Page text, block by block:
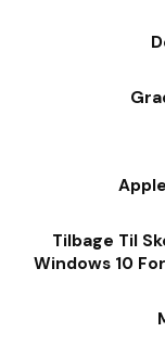
Tilbage Til
Windows 10